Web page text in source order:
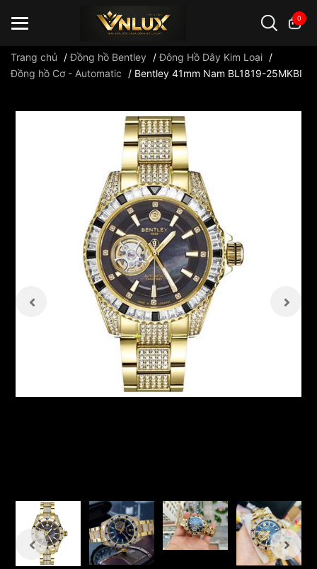
0
Trang chủ /Đồng hồ Bentley /Đông Hồ Dây Kim Loại /
Đồng hồ Cơ - Automatic
/ Bentley 41mm Nam BL1819-25MKBI